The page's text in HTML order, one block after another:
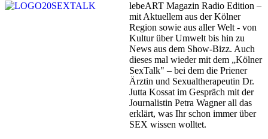
lebeART Magazin Radio Edition –
mit Aktuellem aus der Kölner
Region sowie aus aller Welt - von
Kultur über Umwelt bis hin zu
News aus dem Show-Bizz. Auch
dieses mal wieder mit dem „Kölner
SexTalk" – bei dem die Priener
Ärztin und Sexualtherapeutin Dr.
Jutta Kossat im Gespräch mit der
Journalistin Petra Wagner all das
erklärt, was Ihr schon immer über
SEX wissen wolltet.